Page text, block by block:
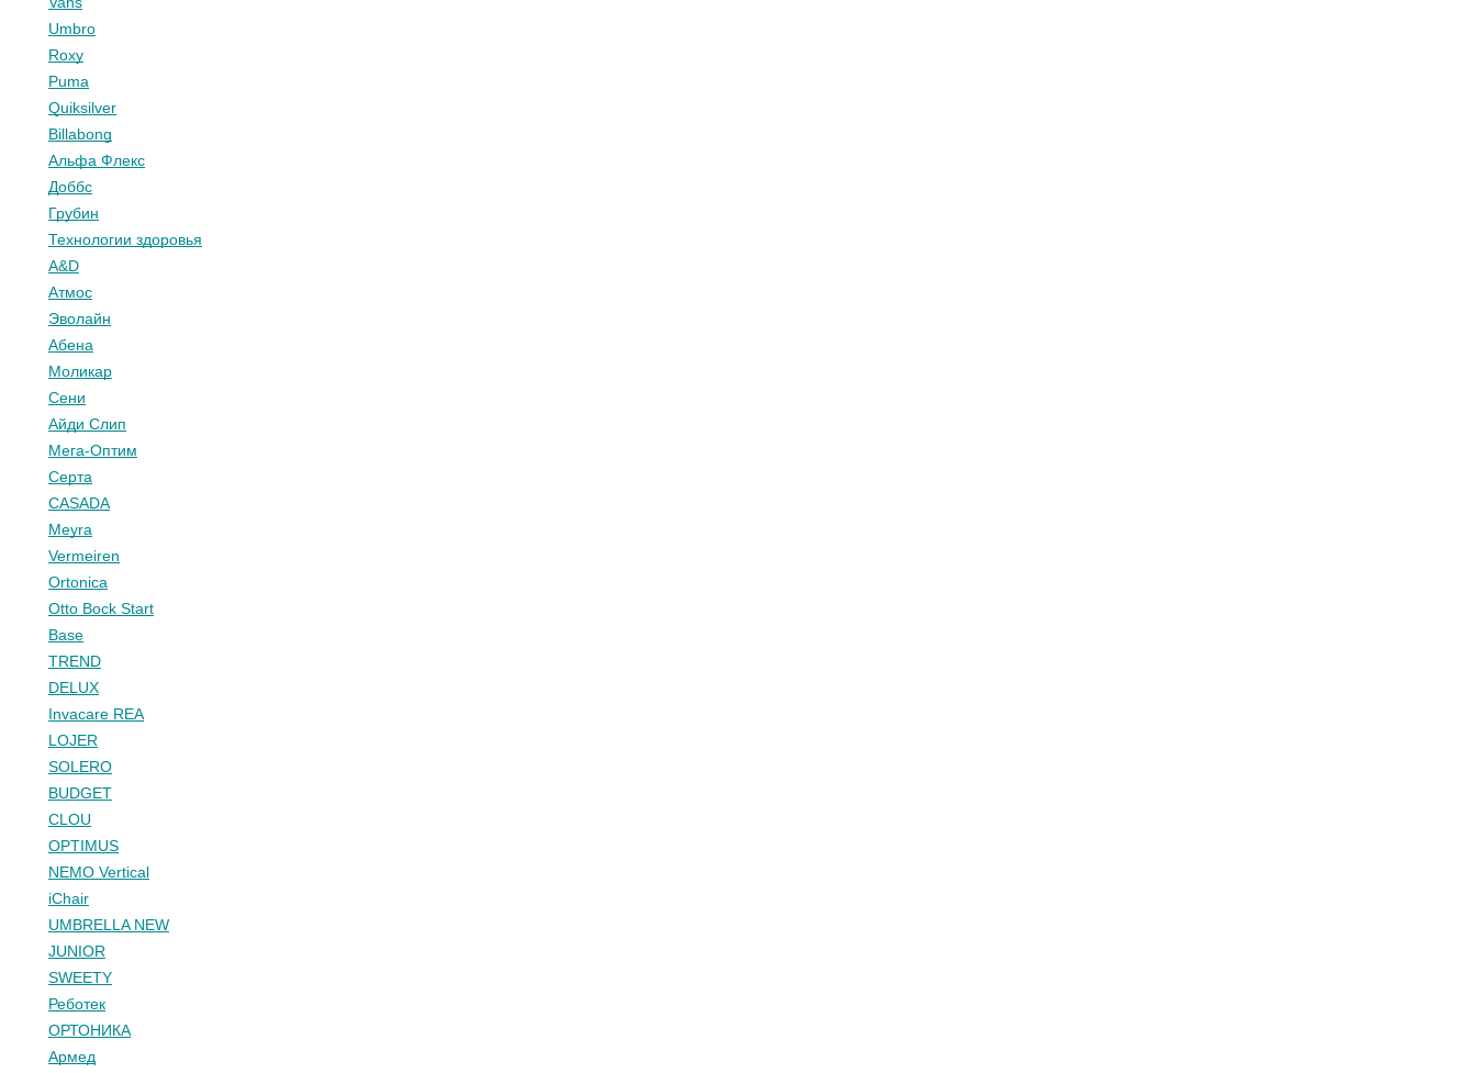
Umbro
Roxy
Puma
Quiksilver
Billabong
Альфа Флекс
Доббс
Грубин
Технологии здоровья
A&D
Атмос
Эволайн
Абена
Моликар
Сени
Айди Слип
Мега-Оптим
Серта
CASADA
Meyra
Vermeiren
Ortonica
Otto Bock Start
Base
TREND
DELUX
Invacare REA
LOJER
SOLERO
BUDGET
CLOU
OPTIMUS
NEMO Vertical
iChair
UMBRELLA NEW
JUNIOR
SWEETY
Реботек
ОРТОНИКА
Армед